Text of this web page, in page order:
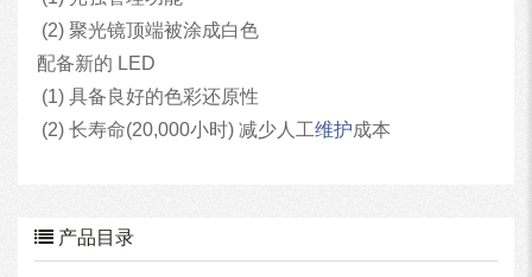
(2) 聚光镜顶端被涂成白色
配备新的 LED
(1) 具备良好的色彩还原性
(2) 长寿命(20,000小时) 减少人工维护成本
产品目录